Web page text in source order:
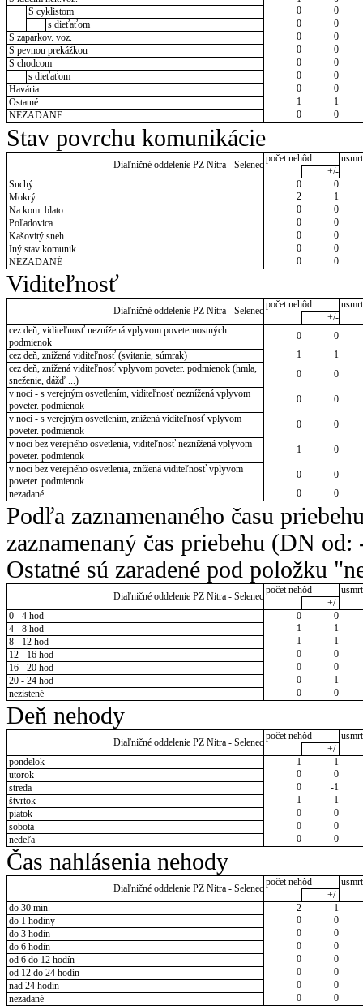
S cyklistom
0
0
s dieťaťom
0
0
S zaparkov. voz.
0
0
S pevnou prekážkou
0
0
S chodcom
0
0
s dieťaťom
0
0
Havária
0
0
Ostatné
1
1
NEZADANÉ
0 0
Stav povrchu komunikácie
Diaľničné oddelenie PZ Nitra - Selenec
počet nehôd
+/-
Suchý
0
0
Mokrý
2
1
Na kom. blato
0
0
Poľadovica
0
0
Kašovitý sneh
0
0
Iný stav komunik.
0
0
NEZADANÉ
0 0
Viditeľnosť
Diaľničné oddelenie PZ Nitra - Selenec
počet nehôd
+/-
cez deň, viditeľnosť neznížená vplyvom poveternostných
podmienok
0
0
cez deň, znížená viditeľnosť (svitanie, súmrak)
1
1
cez deň, znížená viditeľnosť vplyvom poveter. podmienok (hmla,
sneženie, dážď ...)
0
0
v noci - s verejným osvetlením, viditeľnosť neznížená vplyvom
poveter. podmienok
0
0
v noci - s verejným osvetlením, znížená viditeľnosť vplyvom
poveter. podmienok
0
0
v noci bez verejného osvetlenia, viditeľnosť neznížená vplyvom
poveter. podmienok
1
0
v noci bez verejného osvetlenia, znížená viditeľnosť vplyvom
poveter. podmienok
0
0
nezadané
0 0
Podľa zaznamenaného času
zaznamenaný čas priebehu (DN
Ostatné sú zaradené pod položku
Diaľničné oddelenie PZ Nitra - Selenec
počet nehôd
+/-
0 - 4 hod
0
0
4 - 8 hod
1
1
8 - 12 hod
1
1
12 - 16 hod
0
0
16 - 20 hod
0
0
20 - 24 hod
0
-1
nezistené
0 0
Deň nehody
Diaľničné oddelenie PZ Nitra - Selenec
počet nehôd
+/-
pondelok
1
1
utorok
0
0
streda
0
-1
štvrtok
1
1
piatok
0
0
sobota
0
0
nedeľa
0 0
Čas nahlásenia nehody
Diaľničné oddelenie PZ Nitra - Selenec
počet nehôd
+/-
do 30 min.
2
1
do 1 hodiny
0
0
do 3 hodín
0
0
do 6 hodín
0
0
od 6 do 12 hodín
0
0
od 12 do 24 hodín
0
0
nad 24 hodín
0
0
nezadané
0 0